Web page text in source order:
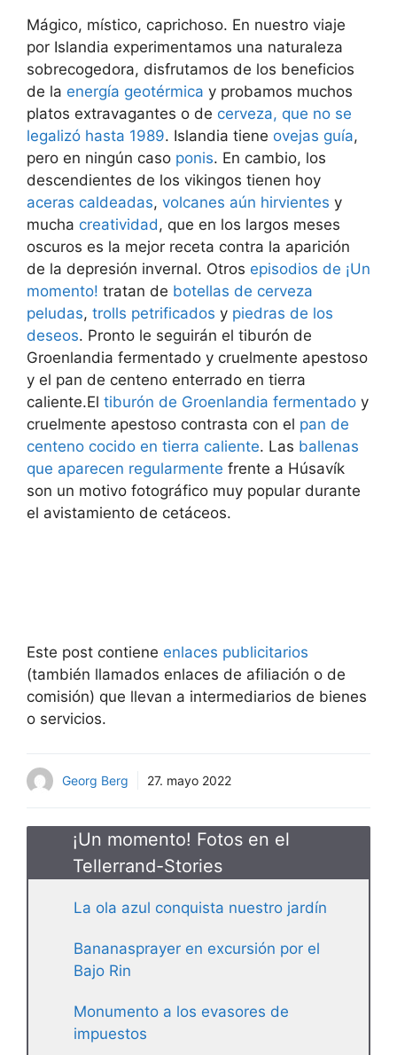
Mágico, místico, caprichoso. En nuestro viaje
por Islandia experimentamos una naturaleza
sobrecogedora, disfrutamos de los beneficios
de la energía geotérmica y probamos muchos
platos extravagantes o de cerveza, que no se
legalizó hasta 1989. Islandia tiene ovejas guía,
pero en ningún caso ponis. En cambio, los
descendientes de los vikingos tienen hoy
aceras caldeadas, volcanes aún hirvientes y
mucha creatividad, que en los largos meses
oscuros es la mejor receta contra la aparición
de la depresión invernal. Otros episodios de ¡Un
momento! tratan de botellas de cerveza
peludas, trolls petrificados y piedras de los
deseos. Pronto le seguirán el tiburón de
Groenlandia fermentado y cruelmente apestoso
y el pan de centeno enterrado en tierra
caliente.El tiburón de Groenlandia fermentado y
cruelmente apestoso contrasta con el pan de
centeno cocido en tierra caliente. Las ballenas
que aparecen regularmente frente a Húsavík
son un motivo fotográfico muy popular durante
el avistamiento de cetáceos.
Este post contiene enlaces publicitarios
(también llamados enlaces de afiliación o de
comisión) que llevan a intermediarios de bienes
o servicios.
Georg Berg 27. mayo 2022
¡Un momento! Fotos en el
Tellerrand-Stories
La ola azul conquista nuestro jardín
Bananasprayer en excursión por el
Bajo Rin
Monumento a los evasores de
impuestos